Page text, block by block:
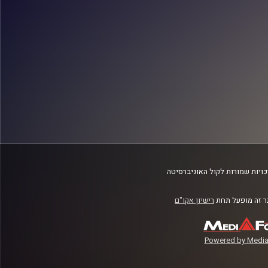
שמורות לקול האוניברסיטה
זה מופעל תחת רישיון אקו"ם
Powered by